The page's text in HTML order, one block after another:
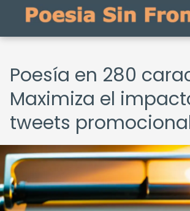
Poesía en 280
Maximiza el
tweets